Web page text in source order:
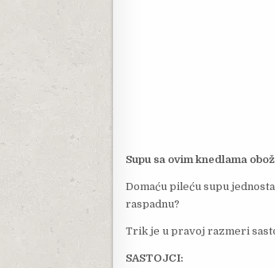
Supu sa ovim knedlama
Domaću pileću supu
raspadnu?
Trik je u pravoj razmeri
SASTOJCI: